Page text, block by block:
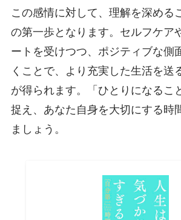
この感情に対して、理解を深める
の第一歩となります。セルフケア
ートを受けつつ、ポジティブな側
くことで、より充実した生活を送
が得られます。「ひとりになるこ
捉え、あなた自身を大切にする時
ましょう。